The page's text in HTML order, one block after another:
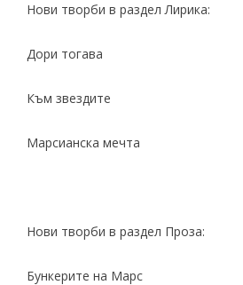
Нови творби в разделЛирика:
Дори тогава
Към звездите
Марсианска мечта
Нови творби в раздел Проза:
Бункерите на Марс